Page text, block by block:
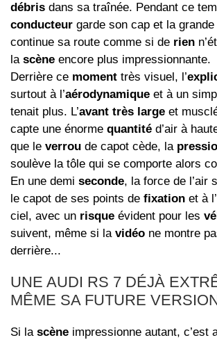
débris dans sa traînée. Pendant ce
conducteur garde son cap et la grande
continue sa route comme si de rien
la scène encore plus impressionnante.
Derrière ce moment très visuel, l’
surtout à l’aérodynamique et à un
tenait plus. L’avant très large et
capte une énorme quantité d’air à
que le verrou de capot cède, la
soulève la tôle qui se comporte alors
En une demi seconde, la force de l’air
le capot de ses points de fixation et à
ciel, avec un risque évident pour les
suivent, même si la vidéo ne montre
derrière...
UNE AUDI RS 7 DÉJÀ
MÊME SA FUTURE
Si la scène impressionne autant, c’est